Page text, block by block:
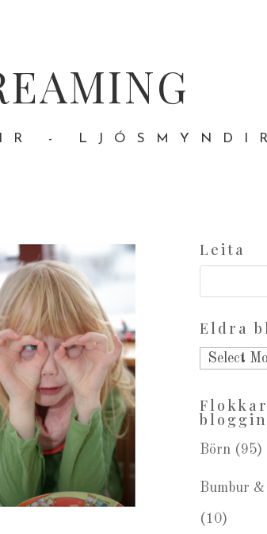
-
Leita
Eldra
Eldra
Börn (95)
Bumbur
(10)